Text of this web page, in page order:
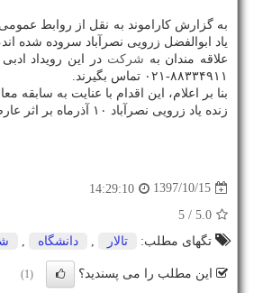
به گزارش كاراموند به نقل از روابط
یاد ابوالفضل زرویی نصرآباد سروده شده
علاقه مندان به شركت در این رویداد
۸۸۳۳۴۹۱۱-۰۲۱ تماس بگیرند.
بنا بر اعلام، این اقدام با عنایت به
زنده یاد زرویی نصرآباد ۱۰ آذرماه بر اثر عارضه قلبی در ۴۹ سالگی درگذشت.
1397/10/15
14:29:10
5.0
/ 5
تگهای مطلب:
تالار دانشگاه
این مطلب را می پسندید؟ (1)